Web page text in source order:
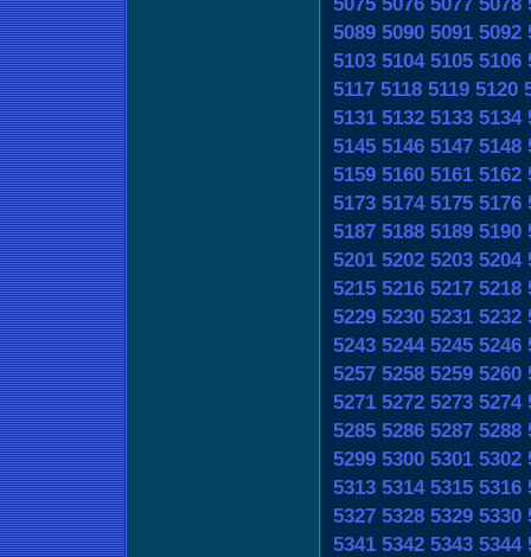
5089 5090 5091 5092
5103 5104 5105 5106
5117 5118 5119 5120
5131 5132 5133 5134
5145 5146 5147 5148
5159 5160 5161 5162
5173 5174 5175 5176
5187 5188 5189 5190
5201 5202 5203 5204
5215 5216 5217 5218
5229 5230 5231 5232
5243 5244 5245 5246
5257 5258 5259 5260
5271 5272 5273 5274
5285 5286 5287 5288
5299 5300 5301 5302
5313 5314 5315 5316
5327 5328 5329 5330
5341 5342 5343 5344